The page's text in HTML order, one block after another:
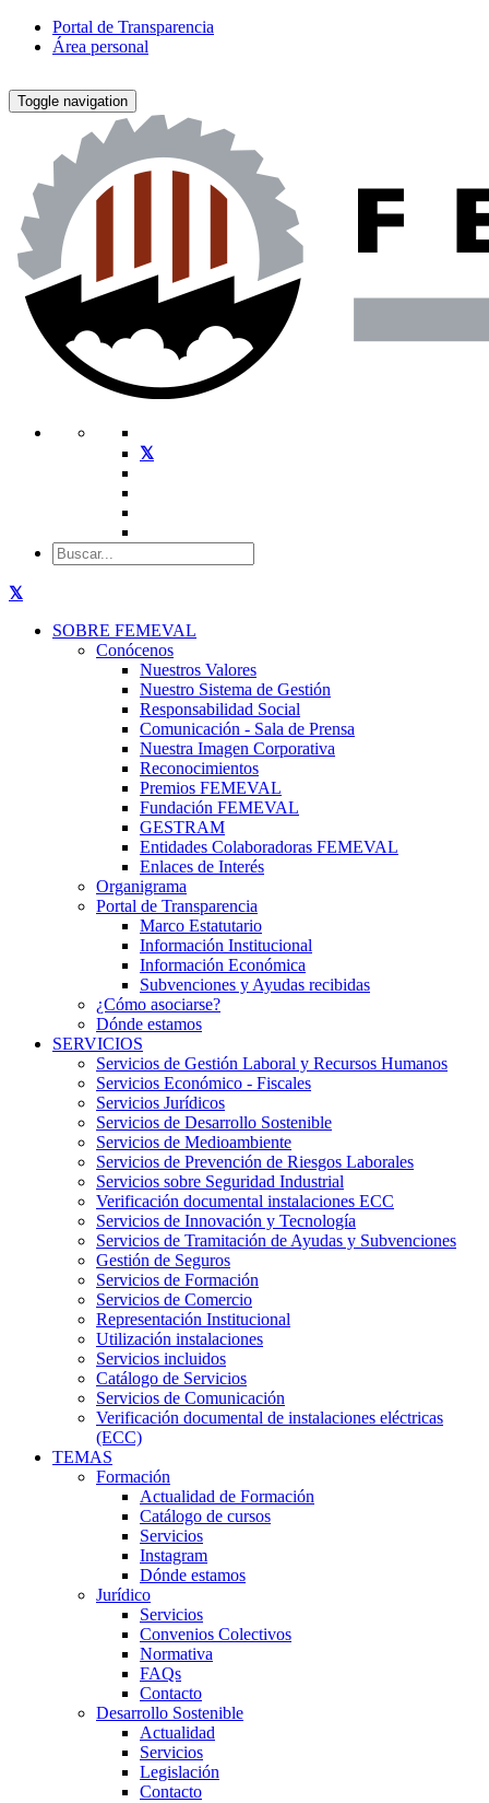
Portal de Transparencia
Área personal
Toggle navigation
SOBRE FEMEVAL
Conócenos
Nuestros Valores
Nuestro Sistema de Gestión
Responsabilidad Social
Comunicación - Sala de Prensa
Nuestra Imagen Corporativa
Reconocimientos
Premios FEMEVAL
Fundación FEMEVAL
GESTRAM
Entidades Colaboradoras FEMEVAL
Enlaces de Interés
Organigrama
Portal de Transparencia
Marco Estatutario
Información Institucional
Información Económica
Subvenciones y Ayudas recibidas
¿Cómo asociarse?
Dónde estamos
SERVICIOS
Servicios de Gestión Laboral y Recursos Humanos
Servicios Económico - Fiscales
Servicios Jurídicos
Servicios de Desarrollo Sostenible
Servicios de Medioambiente
Servicios de Prevención de Riesgos Laborales
Servicios sobre Seguridad Industrial
Verificación documental instalaciones ECC
Servicios de Innovación y Tecnología
Servicios de Tramitación de Ayudas y Subvenciones
Gestión de Seguros
Servicios de Formación
Servicios de Comercio
Representación Institucional
Utilización instalaciones
Servicios incluidos
Catálogo de Servicios
Servicios de Comunicación
Verificación documental de instalaciones eléctricas
(ECC)
TEMAS
Formación
Actualidad de Formación
Catálogo de cursos
Servicios
Instagram
Dónde estamos
Jurídico
Servicios
Convenios Colectivos
Normativa
FAQs
Contacto
Desarrollo Sostenible
Actualidad
Servicios
Legislación
Contacto